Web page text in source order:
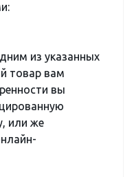
из указанных
товар вам
вы
или же